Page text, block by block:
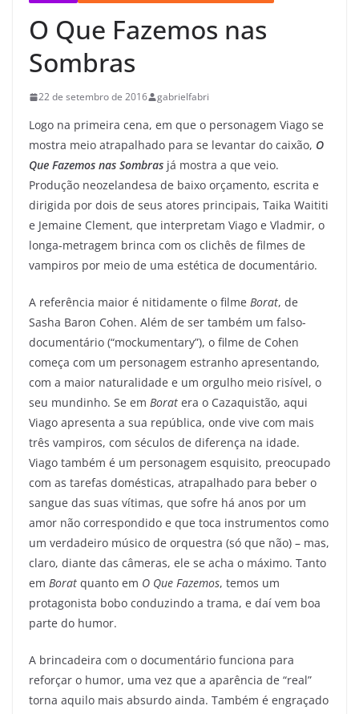
O Que Fazemos nas
Sombras
22 de setembro de 2016 gabrielfabri
Logo na primeira cena, em que o personagem Viago se
mostra meio atrapalhado para se levantar do caixão, O
Que Fazemos nas Sombras já mostra a que veio.
Produção neozelandesa de baixo orçamento, escrita e
dirigida por dois de seus atores principais, Taika Waititi
e Jemaine Clement, que interpretam Viago e Vladmir, o
longa-metragem brinca com os clichês de filmes de
vampiros por meio de uma estética de documentário.
A referência maior é nitidamente o filme Borat, de
Sasha Baron Cohen. Além de ser também um falso-
documentário (“mockumentary”), o filme de Cohen
começa com um personagem estranho apresentando,
com a maior naturalidade e um orgulho meio risível, o
seu mundinho. Se em Borat era o Cazaquistão, aqui
Viago apresenta a sua república, onde vive com mais
três vampiros, com séculos de diferença na idade.
Viago também é um personagem esquisito, preocupado
com as tarefas domésticas, atrapalhado para beber o
sangue das suas vítimas, que sofre há anos por um
amor não correspondido e que toca instrumentos como
um verdadeiro músico de orquestra (só que não) – mas,
claro, diante das câmeras, ele se acha o máximo. Tanto
em Borat quanto em O Que Fazemos, temos um
protagonista bobo conduzindo a trama, e daí vem boa
parte do humor.
A brincadeira com o documentário funciona para
reforçar o humor, uma vez que a aparência de “real”
torna aquilo mais absurdo ainda. Também é engraçado